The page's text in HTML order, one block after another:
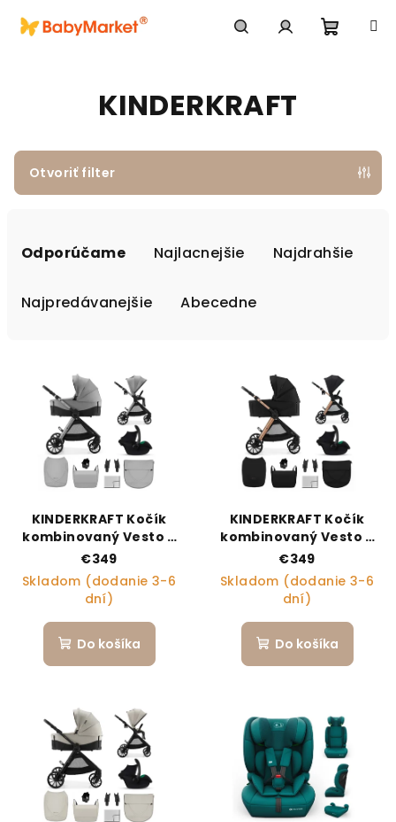
KINDERKRAFT
Otvoriť filter
Odporúčame Najlacnejšie Najdrahšie
Najpredávanejšie Abecedne
KINDERKRAFT Kočík
kombinovaný Vesto 2
3v1 Grey
€349
Skladom (dodanie 3-6
dní)
Do košíka
KINDERKRAFT Kočík
kombinovaný Vesto 2
3v1 Black
€349
Skladom (dodanie 3-6
dní)
Do košíka